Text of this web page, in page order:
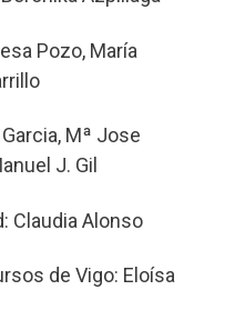
Pozo, María
Mª Jose
J. Gil
Claudia Alonso
de Vigo: Eloísa